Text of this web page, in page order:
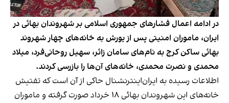
در ادامه اعمال فشارهای جمهوری اسلامی بر شهروندان بهائی در
ایران، ماموران امنیتی پس از یورش به خانه‌های چهار شهروند
بهائی ساکن کرج به نام‌های سامان زائر، سهیل روحانی‌فرد، میلاد
محمدی و نصرت محمدی، خانه‌های آن‌ها را بازرسی کردند.
اطلاعات رسیده به ایران‌اینترنشنال حاکی از آن است که تفتیش
خانه‌های این شهروندان بهائی ۱۸ خرداد صورت گرفته و ماموران